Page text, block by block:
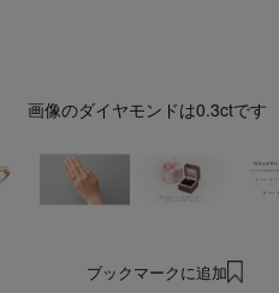
画像のダイヤモンドは0.3ctです
ブックマークに追加